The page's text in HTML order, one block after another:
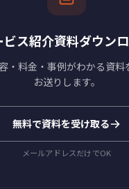
ビス紹介資料ダウン
・料金・事例がわかる資料
お送りします。
無料で資料を受け取る
メールアドレスだけでOK